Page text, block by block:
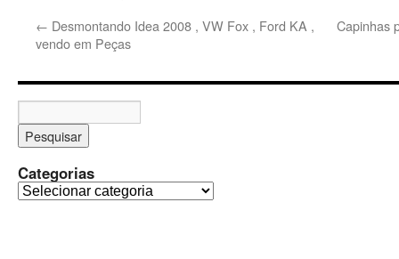
← Desmontando Idea 2008 , VW Fox , Ford KA ,
vendo em Peças
Capinhas
Categorias